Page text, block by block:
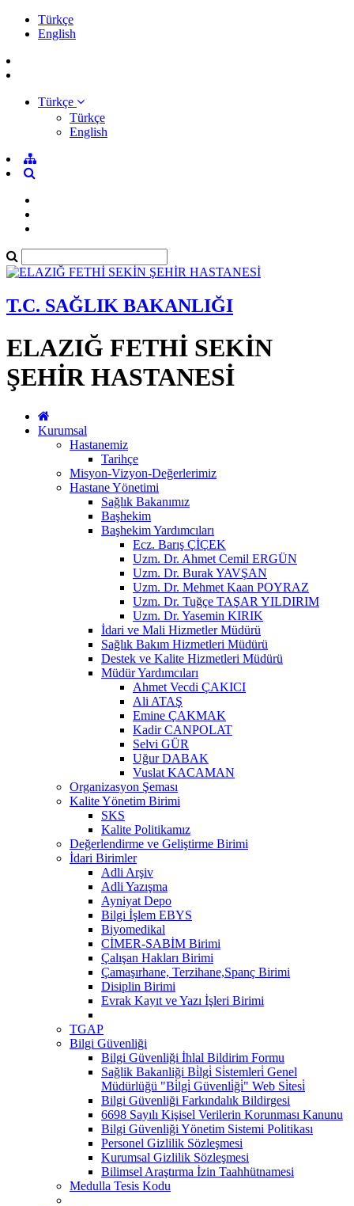
Türkçe
English
Türkçe
Türkçe
English
T.C. SAĞLIK BAKANLIĞI
ELAZIĞ FETHİ SEKİN
ŞEHİR HASTANESİ
Kurumsal
Hastanemiz
Tarihçe
Misyon-Vizyon-Değerlerimiz
Hastane Yönetimi
Sağlık Bakanımız
Başhekim
Başhekim Yardımcıları
Ecz. Barış ÇİÇEK
Uzm. Dr. Ahmet Cemil ERGÜN
Uzm. Dr. Burak YAVŞAN
Uzm. Dr. Mehmet Kaan POYRAZ
Uzm. Dr. Tuğçe TAŞAR YILDIRIM
Uzm. Dr. Yasemin KIRIK
İdari ve Mali Hizmetler Müdürü
Sağlık Bakım Hizmetleri Müdürü
Destek ve Kalite Hizmetleri Müdürü
Müdür Yardımcıları
Ahmet Vecdi ÇAKICI
Ali ATAŞ
Emine ÇAKMAK
Kadir CANPOLAT
Selvi GÜR
Uğur DABAK
Vuslat KACAMAN
Organizasyon Şeması
Kalite Yönetim Birimi
SKS
Kalite Politikamız
Değerlendirme ve Geliştirme Birimi
İdari Birimler
Adli Arşiv
Adli Yazışma
Ayniyat Depo
Bilgi İşlem EBYS
Biyomedikal
CİMER-SABİM Birimi
Çalışan Hakları Birimi
Çamaşırhane, Terzihane,Spanç Birimi
Disiplin Birimi
Evrak Kayıt ve Yazı İşleri Birimi
TGAP
Bilgi Güvenliği
Bilgi Güvenliği İhlal Bildirim Formu
Sağlik Bakanliği Bi̇lgi̇ Si̇stemleri̇ Genel
Müdürlüğü "Bi̇lgi̇ Güvenli̇ği̇" Web Si̇tesi̇
Bilgi Güvenliği Farkındalık Bildirgesi
6698 Sayılı Kişisel Verilerin Korunması Kanunu
Bilgi Güvenliği Yönetim Sistemi Politikası
Personel Gizlilik Sözleşmesi
Kurumsal Gizlilik Sözleşmesi
Bilimsel Araştırma İzin Taahhütnamesi
Medulla Tesis Kodu